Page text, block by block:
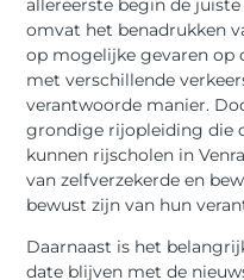
allereerste begin de
omvat het benadrukken
op mogelijke gevaren op
met verschillende
verantwoorde manier.
grondige rijopleiding die
kunnen rijscholen in
van zelfverzekerde en
bewust zijn van hun
Daarnaast is het
date blijven met de